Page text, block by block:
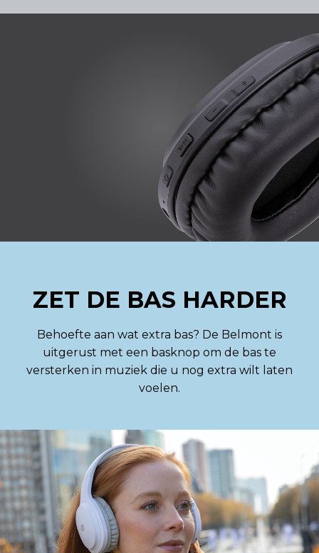
ZET DE BAS HARDER
Behoefte aan wat extra bas? De Belmont is
uitgerust met een basknop om de bas te
versterken in muziek die u nog extra wilt laten
voelen.